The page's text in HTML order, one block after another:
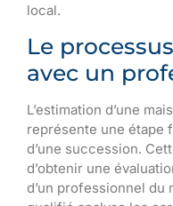
local.
Le
avec un
L’estimation d’une
représente une étape
d’une succession.
d’obtenir une
d’un professionnel du